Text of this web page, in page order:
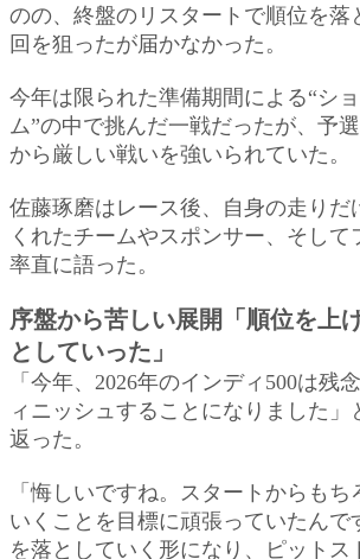
のの、終盤のリスタートで順位を落
回を狙ったが届かなかった。
今年は限られた準備期間による“シ
ム”の中で挑んだ一戦だったが、予
から厳しい戦いを強いられていた。
佐藤琢磨はレース後、自身の走りだ
くれたチームやスポンサー、そして
率直に語った。
序盤から苦しい展開「順位を上
としていった」
「今年、2026年のインディ500は残
ィニッシュすることになりました」
返った。
「悔しいですね。スタートからも
いくことを目標に頑張っていたんで
を落としていく形になり、ピットス